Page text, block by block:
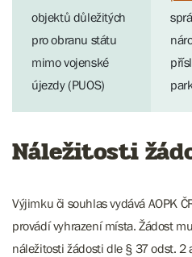
objektů důležitých
pro obranu státu
mimo vojenské
újezdy (PUOS)
Náležitosti
Výjimku či souhlas vydává AOPK
provádí vyhrazení místa. Žádost
náležitosti žádosti dle § 37 odst. 2